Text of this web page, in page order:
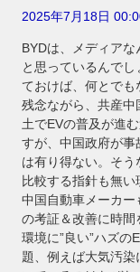
2025年7月18日
BYDは、メディア
と思っているんで
ておけば、何とでも
残念ながら、共産
土でEVの普及が進
すが、中国政府が事
は有り得ない。そ
比較する指針も無い
中国自動車メーカ
の考証＆改善に時間
環境に”良い”ハズの
題、例えば大気汚